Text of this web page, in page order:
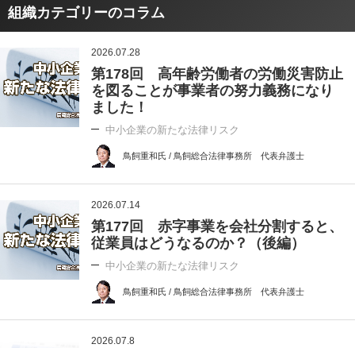
組織カテゴリーのコラム
2026.07.28
第178回 高年齢労働者の労働災害防止
を図ることが事業者の努力義務になり
ました！
中小企業の新たな法律リスク
鳥飼重和氏 / 鳥飼総合法律事務所 代表弁護士
2026.07.14
第177回 赤字事業を会社分割すると、
従業員はどうなるのか？（後編）
中小企業の新たな法律リスク
鳥飼重和氏 / 鳥飼総合法律事務所 代表弁護士
2026.07.8